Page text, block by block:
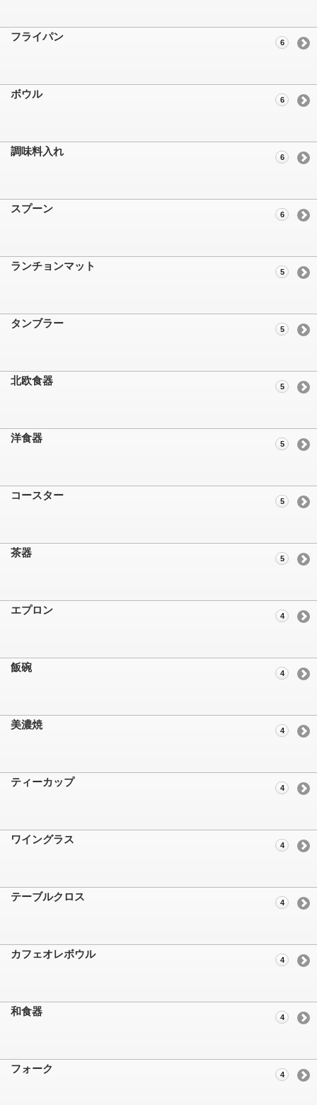
フライパン 6
ボウル 6
調味料入れ 6
スプーン 6
ランチョンマット 5
タンブラー 5
北欧食器 5
洋食器 5
コースター 5
茶器 5
エプロン 4
飯碗 4
美濃焼 4
ティーカップ 4
ワイングラス 4
テーブルクロス 4
カフェオレボウル 4
和食器 4
フォーク 4